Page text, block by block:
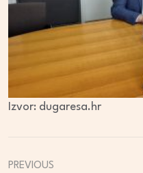
Izvor: dugaresa.hr
PREVIOUS